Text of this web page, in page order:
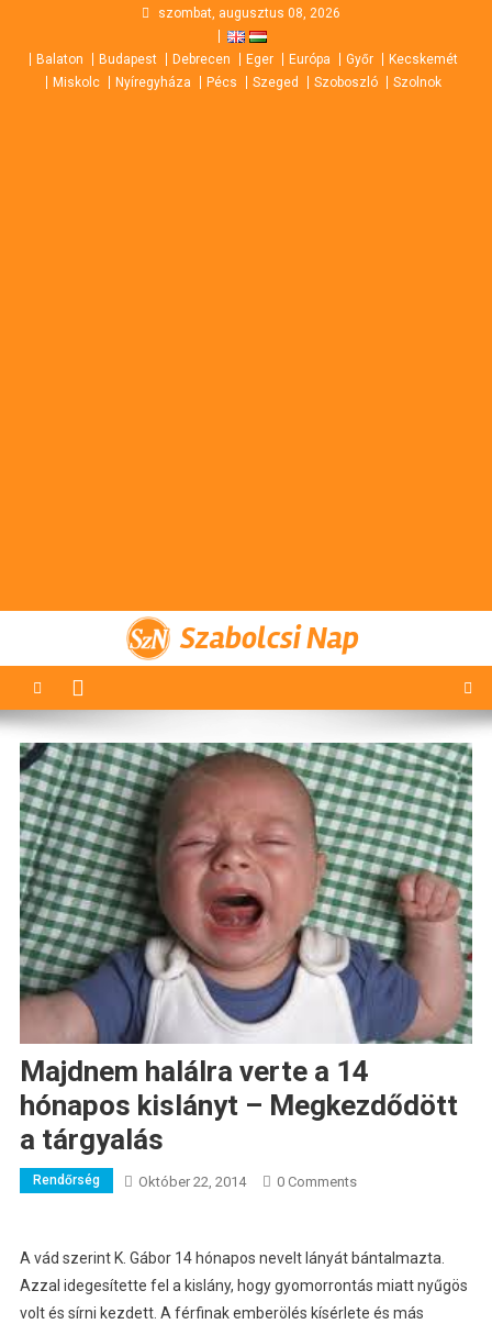
content
szombat, augusztus 08, 2026
Balaton Budapest Debrecen Eger Európa Győr
Kecskemét
Miskolc
Nyíregyháza Pécs Szeged Szoboszló Szolnok
Szabolcsi Nap
Majdnem halálra verte a 14
hónapos kislányt – Megkezdődött
a tárgyalás
Rendőrség Október 22, 2014 0 Comments
A vád szerint K. Gábor 14 hónapos nevelt lányát bántalmazta.
Azzal idegesítette fel a kislány, hogy gyomorrontás miatt nyűgös
volt és sírni kezdett. A férfinak emberölés kísérlete és más